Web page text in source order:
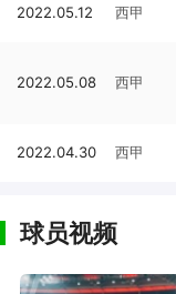
2022.05.12 西甲
2022.05.08 西甲
2022.04.30 西甲
球员视频